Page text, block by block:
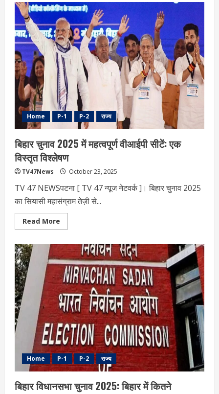
विधानसभा
चुनाव
2025:
5
ब‍िंदुओं
मे
जान‍िए
पक्ष-
व‍िपक्ष
के
जीत
के
बड़े
दावे
Home P-1 P-2 राज्य
बिहार चुनाव 2025 में महत्वपूर्ण वीआईपी सीटें: एक
विस्तृत विश्लेषण
TV47News October 23, 2025
TV 47 NEWSपटना [ TV 47 न्‍यूज नेटवर्क ]। बिहार चुनाव 2025
का सियासी महासंग्राम तेज़ी से...
Read More
more
चुनाव
2025
में
महत्वपूर्ण
वीआईपी
सीटें:
एक
विस्तृत
विश्लेषण
Home P-1 P-2 राज्य
बिहार विधानसभा चुनाव 2025: बिहार में कितने